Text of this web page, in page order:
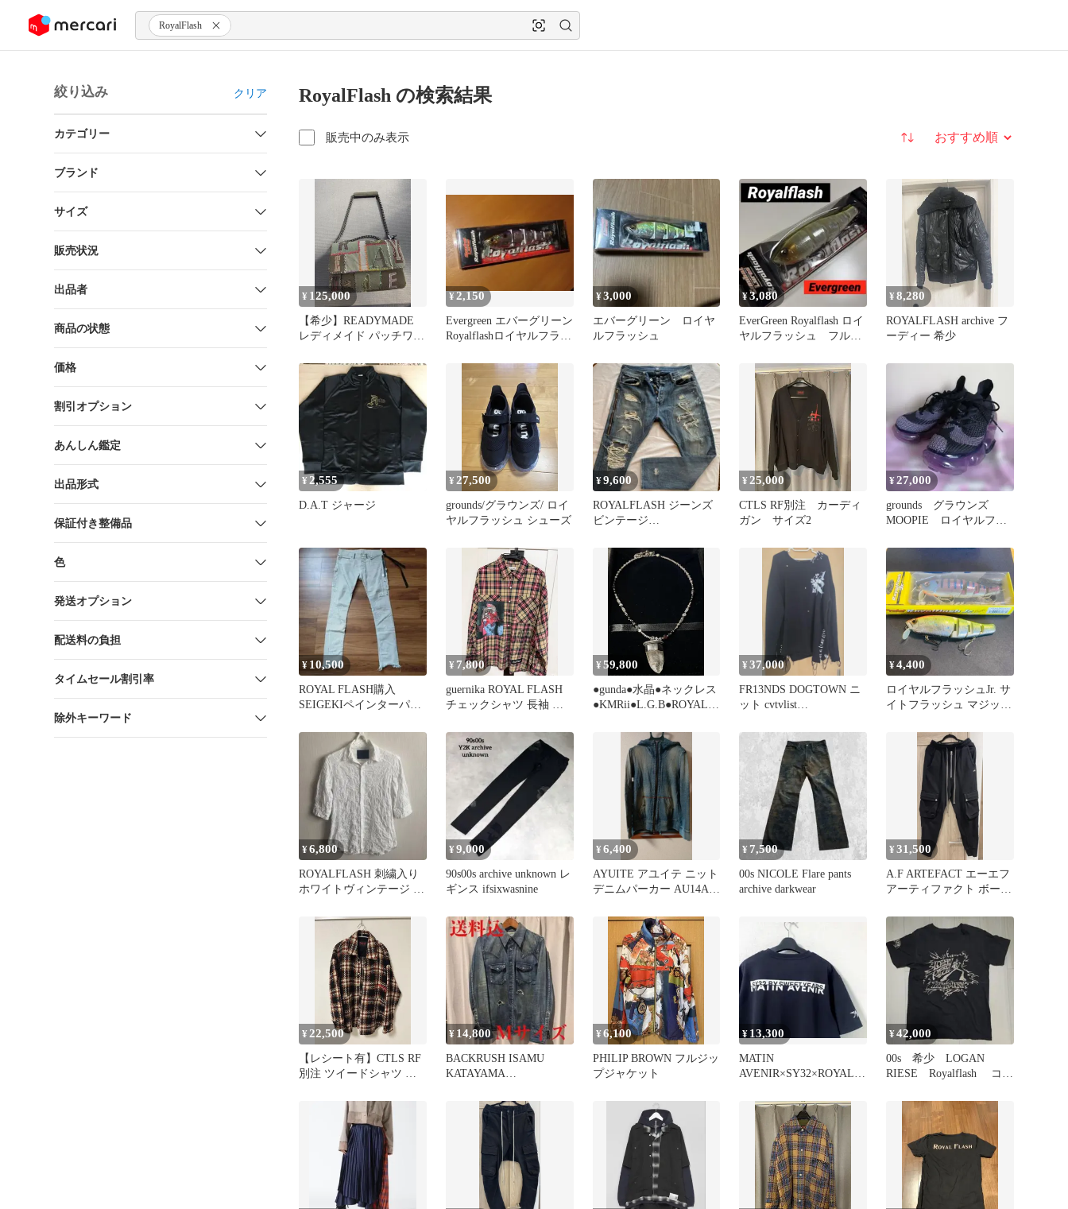
ツにスキップ RoyalFlash
絞り込み クリア
カテゴリー
ブランド
サイズ
販売状況
出品者
商品の状態
価格
割引オプション
あんしん鑑定
出品形式
保証付き整備品
色
発送オプション
配送料の負担
タイムセール割引率
除外キーワード
RoyalFlash の検索結果
販売中のみ表示 並び替え
¥ 125,000
【希少】READYMADE
レディメイド パッチワー
¥ 2,150
Evergreen エバーグリーン
Royalflashロイヤルフラッ
¥3,000
エバーグリーン ロイヤ
ルフラッシュ
¥3,080
EverGreen Royalflash ロイ
ヤルフラッシュ フルサ
¥8,280
ROYALFLASH archive フ
ーディー 希少
¥ 2,555
D.A.T ジャージ
¥ 27,500
grounds/グラウンズ/ ロイ
ヤルフラッシュ シューズ
¥9,600
ROYALFLASH ジーンズ
ビンテージ
¥ 25,000
CTLS RF別注 カーディ
ガン サイズ2
¥27,000
grounds グラウンズ
MOOPIE ロイヤルフラ
ル
¥ 10,500
ROYAL FLASH購入
SEIGEKIペインターパン
¥ 7,800
guernika ROYAL FLASH
チェックシャツ 長袖 グ
¥59,800
●gunda●水晶●ネックレス
●KMRii●L.G.B●ROYALF
¥37,000
FR13NDS DOGTOWN ニ
ット cvtvlist
¥4,400
ロイヤルフラッシュJr. サ
イトフラッシュ マジック
ー Royalflash Jr. EverGreen
¥6,800
ROYALFLASH 刺繍入り
ホワイトヴィンテージ 半
¥9,000
90s00s archive unknown レ
ギンス ifsixwasnine
¥6,400
AYUITE アユイテ ニット
デニムパーカー AU14A-
¥ 7,500
00s NICOLE Flare pants
archive darkwear
¥31,500
A.F ARTEFACT エーエフ
アーティファクト ボーン
¥ 22,500
【レシート有】CTLS RF
別注 ツイードシャツ サ
¥ 14,800
BACKRUSH ISAMU
KATAYAMA
¥6,100
PHILIP BROWN フルジッ
プジャケット
¥ 13,300
MATIN
AVENIR×SY32×ROYALF
¥42,000
00s 希少 LOGAN
RIESE Royalflash コラ